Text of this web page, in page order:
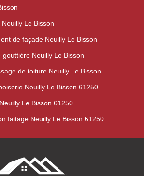
Le Bisson
de façade Neuilly Le Bisson
Neuilly Le Bisson
de toiture Neuilly Le Bisson
Neuilly Le Bisson 61250
Le Bisson 61250
faitage Neuilly Le Bisson 61250